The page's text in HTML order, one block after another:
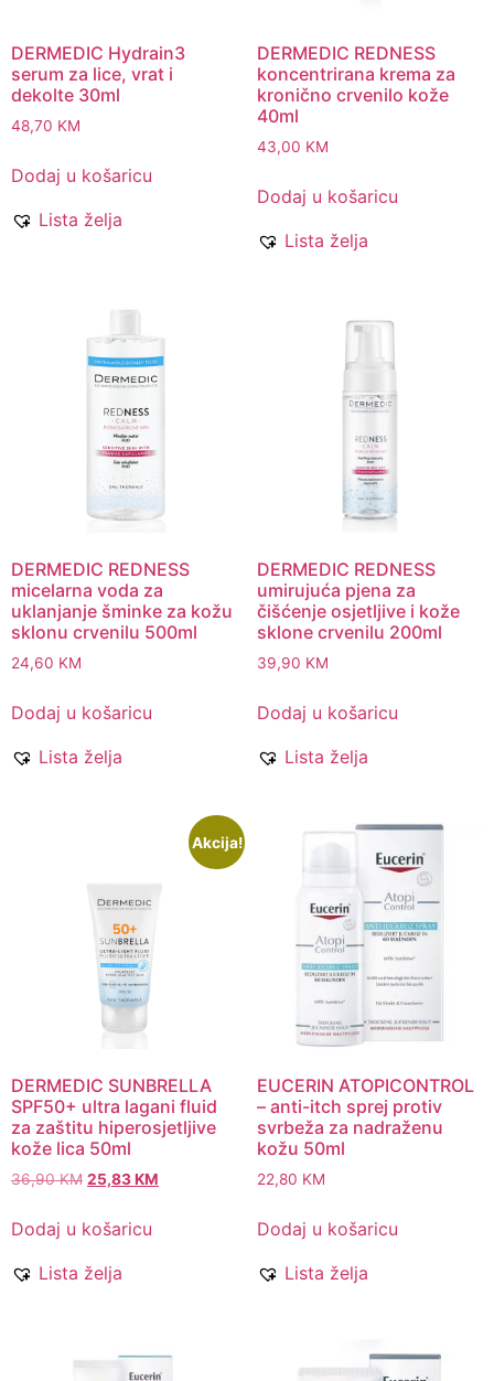
DERMEDIC Hydrain3
serum za lice, vrat i
dekolte 30ml
48,70 KM
Dodaj u košaricu
Lista želja
DERMEDIC REDNESS
koncentrirana krema za
kronično crvenilo kože
40ml
43,00 KM
Dodaj u košaricu
Lista želja
DERMEDIC REDNESS
micelarna voda za
uklanjanje šminke za kožu
sklonu crvenilu 500ml
24,60 KM
Dodaj u košaricu
Lista želja
DERMEDIC REDNESS
umirujuća pjena za
čišćenje osjetljive i kože
sklone crvenilu 200ml
39,90 KM
Dodaj u košaricu
Lista želja
Akcija!
DERMEDIC SUNBRELLA
SPF50+ ultra lagani fluid
za zaštitu hiperosjetljive
kože lica 50ml
36,90KM 25,83KM
Dodaj u košaricu
Lista želja
EUCERIN ATOPICONTROL
– anti-itch sprej protiv
svrbeža za nadraženu
kožu 50ml
22,80 KM
Dodaj u košaricu
Lista želja